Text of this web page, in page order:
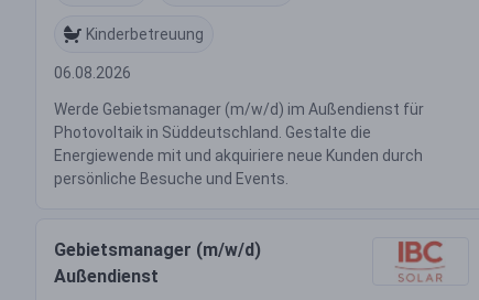
Kinderbetreuung
06.08.2026
Werde Gebietsmanager (m/w/d) im Außendienst für
Photovoltaik in Süddeutschland. Gestalte die
Energiewende mit und akquiriere neue Kunden durch
persönliche Besuche und Events.
Gebietsmanager (m/w/d)
Außendienst